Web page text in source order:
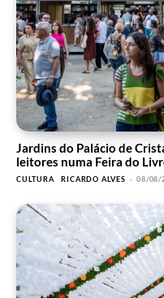
Jardins do Palácio de
leitores numa Feira do
CULTURA RICARDO ALVES - 08/08/